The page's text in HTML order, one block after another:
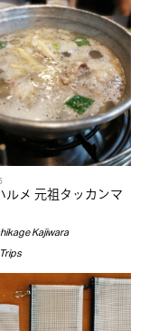
ルメ 元祖タッカンマ
Kajiwara
Trips